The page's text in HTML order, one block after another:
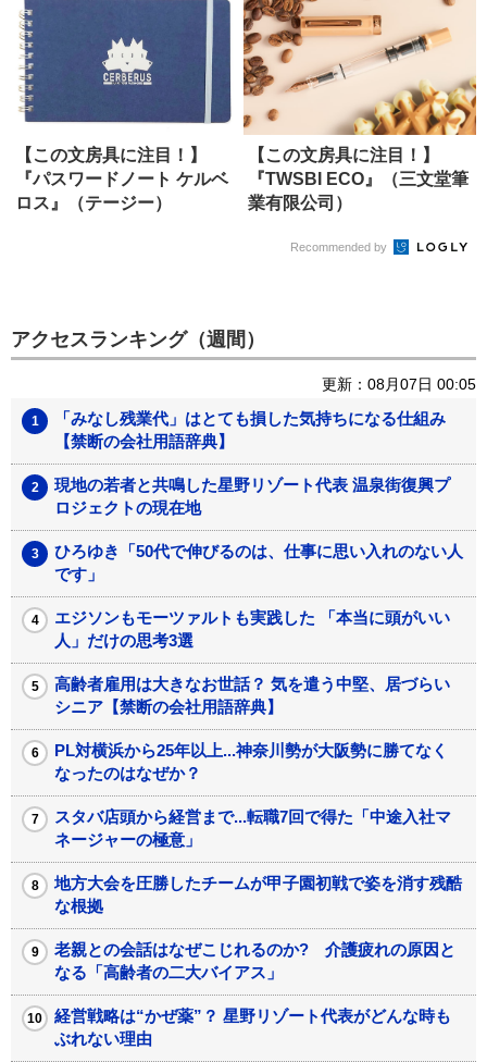
【この文房具に注目！】
『パスワードノート ケルベ
ロス』（テージー）
【この文房具に注目！】
『TWSBI ECO』（三文堂筆
業有限公司）
Recommended by
アクセスランキング（週間）
更新：08月07日 00:05
「みなし残業代」はとても損した気持ちになる仕組み
【禁断の会社用語辞典】
現地の若者と共鳴した星野リゾート代表 温泉街復興プ
ロジェクトの現在地
ひろゆき「50代で伸びるのは、仕事に思い入れのない人
です」
エジソンもモーツァルトも実践した 「本当に頭がいい
人」だけの思考3選
高齢者雇用は大きなお世話？ 気を遣う中堅、居づらい
シニア【禁断の会社用語辞典】
PL対横浜から25年以上...神奈川勢が大阪勢に勝てなく
なったのはなぜか？
スタバ店頭から経営まで...転職7回で得た「中途入社マ
ネージャーの極意」
地方大会を圧勝したチームが甲子園初戦で姿を消す残酷
な根拠
老親との会話はなぜこじれるのか? 介護疲れの原因と
なる「高齢者の二大バイアス」
経営戦略は“かぜ薬”？ 星野リゾート代表がどんな時も
ぶれない理由